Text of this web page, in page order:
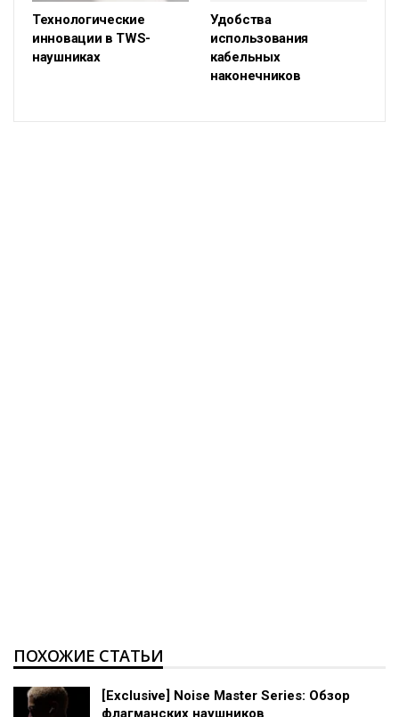
Технологические
инновации в TWS-
наушниках
Удобства
использования
кабельных
наконечников
ПОХОЖИЕ СТАТЬИ
[Exclusive] Noise Master Series: Обзор
флагманских наушников